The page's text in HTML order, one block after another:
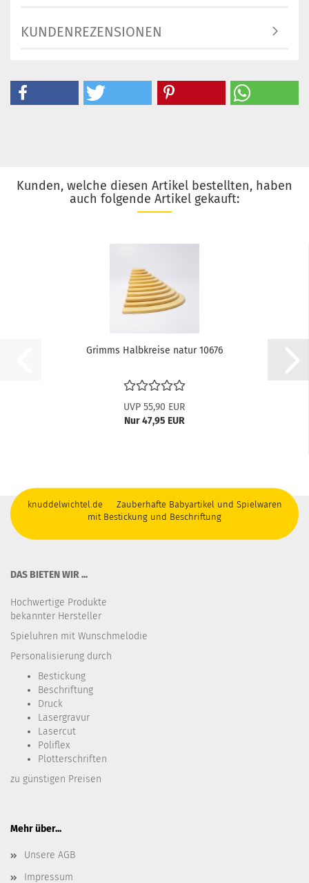
KUNDENREZENSIONEN
Kunden, welche diesen Artikel bestellten, haben
auch folgende Artikel gekauft:
Grimms Halbkreise natur 10676
UVP 55,90 EUR
Nur 47,95 EUR
knuddelwichtel.de Zauberhafte Babyartikel und Spielwaren
mit Bestickung und Beschriftung
DAS BIETEN WIR ...
Hochwertige Produkte
bekannter Hersteller
Spieluhren mit Wunschmelodie
Personalisierung durch
Bestickung​
Beschriftung
Druck
Lasergravur
Lasercut
Poliflex
Plotterschriften
zu günstigen Preisen
Mehr über...
Unsere AGB
Impressum